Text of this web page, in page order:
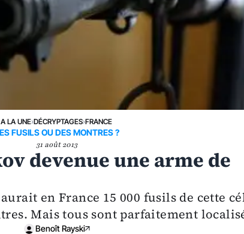
A LA UNE›DÉCRYPTAGES›FRANCE
FUSILS OU DES MONTRES ?
31 août 2013
devenue une arme de
en France 15 000 fusils de cette
Mais tous sont parfaitement
Benoît Rayski